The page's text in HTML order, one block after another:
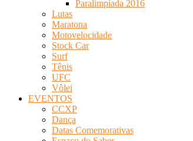
Paralimpíada 2016
Lutas
Maratona
Motovelocidade
Stock Car
Surf
Tênis
UFC
Vôlei
EVENTOS
CCXP
Dança
Datas Comemorativas